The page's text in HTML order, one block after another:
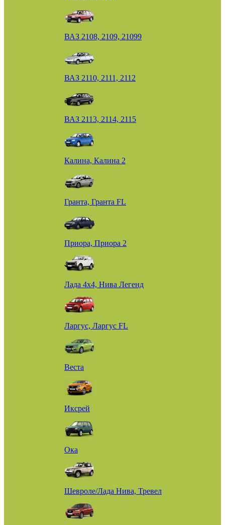
ВАЗ 2108, 2109, 21099
ВАЗ 2110, 2111, 2112
ВАЗ 2113, 2114, 2115
Калина, Калина 2
Гранта, Гранта FL
Приора, Приора 2
Лада 4х4, Нива Легенд
Ларгус, Ларгус FL
Веста
Иксрей
Ока
Шевроле/Лада Нива, Тревел